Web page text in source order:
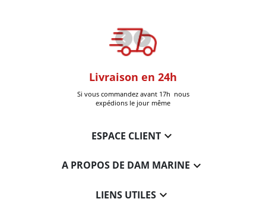
Livraison en 24h
Si vous commandez avant 17h nous
expédions le jour même
ESPACE CLIENT
A PROPOS DE DAM MARINE 
LIENS UTILES 